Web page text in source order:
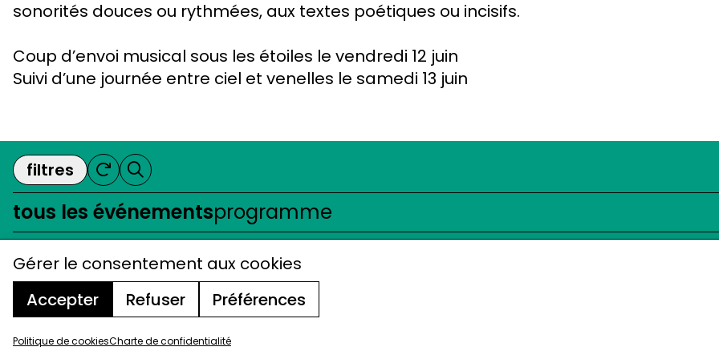
Gérer le consentement aux cookies
Accepter
Refuser Préférences
Politique de cookiesCharte de confidentialité
sonorités douces ou rythmées, aux textes poétiques ou incisifs.
Coup d’envoi musical sous les étoiles le vendredi 12 juin
Suivi d’une journée entre ciel et venelles le samedi 13 juin
filtres
tous les événementsprogramme
programmetarifs / billetterieaccès / contact
charte de confidentialitémentions légales